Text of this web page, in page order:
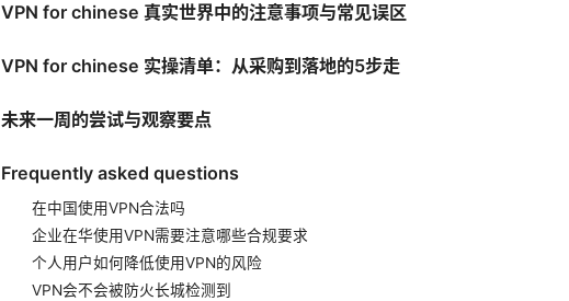
VPN for chinese 真实世界中的注意事项与常见误区
VPN for chinese 实操清单：从采购到落地的5步走
未来一周的尝试与观察要点
Frequently asked questions
在中国使用VPN合法吗
企业在华使用VPN需要注意哪些合规要求
个人用户如何降低使用VPN的风险
VPN会不会被防火长城检测到